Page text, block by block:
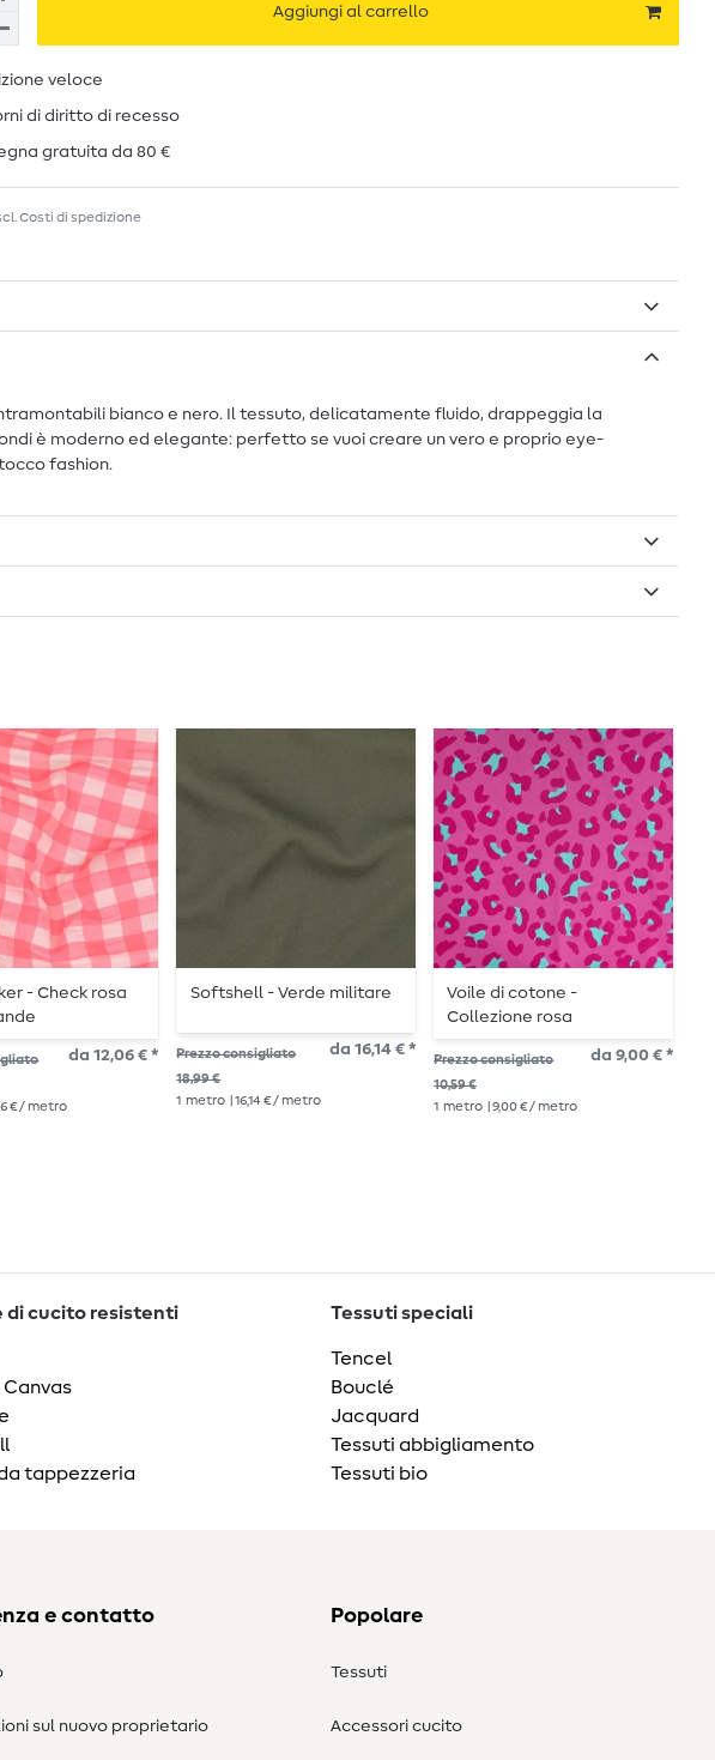
Aggiungi al carrello
veloce
di diritto di recesso
gratuita da 80 €
Costi di spedizione
bianco e nero. Il tessuto, delicatamente fluido, drappeggia la
è moderno ed elegante: perfetto se vuoi creare un vero e proprio eye-
fashion.
- Check rosa
da 12,06 € *
€ / metro
Softshell - Verde militare
Prezzo consigliato
18,99 €
da 16,14 € *
1 metro | 16,14 € / metro
Voile di cotone -
Collezione rosa
Prezzo consigliato
10,59 €
da 9,00 € *
1 metro | 9,00 € / metro
di cucito resistenti
Canvas
tappezzeria
Tessuti speciali
Tencel
Bouclé
Jacquard
Tessuti abbigliamento
Tessuti bio
e contatto
sul nuovo proprietario
Popolare
Tessuti
Accessori cucito